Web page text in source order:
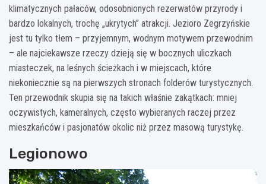
klimatycznych pałaców, odosobnionych rezerwatów przyrody i
bardzo lokalnych, trochę „ukrytych” atrakcji. Jezioro Zegrzyńskie
jest tu tylko tłem – przyjemnym, wodnym motywem przewodnim
– ale najciekawsze rzeczy dzieją się w bocznych uliczkach
miasteczek, na leśnych ścieżkach i w miejscach, które
niekoniecznie są na pierwszych stronach folderów turystycznych.
Ten przewodnik skupia się na takich właśnie zakątkach: mniej
oczywistych, kameralnych, często wybieranych raczej przez
mieszkańców i pasjonatów okolic niż przez masową turystykę.
Legionowo